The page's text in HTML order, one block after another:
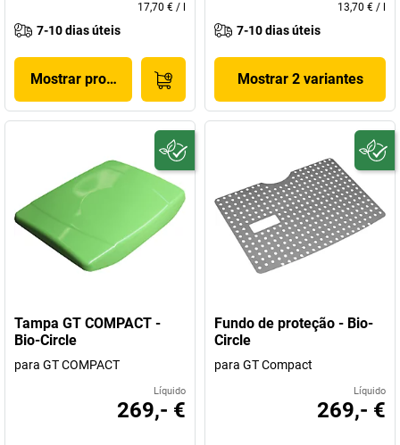
17,70 € /
7-10 dias úteis
Mostrar produto
13,70 € /
7-10 dias úteis
Mostrar 2 variantes
Tampa GT COMPACT -
Bio-Circle
para GT COMPACT
Líquido
269,- €
Fundo de proteção - Bio-
Circle
para GT Compact
Líquido
269,- €